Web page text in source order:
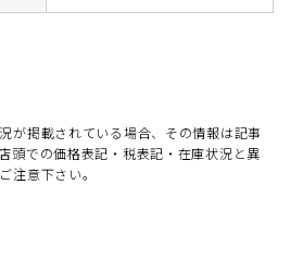
が掲載されている場合、その情報は記事
頭での価格表記・税表記・在庫状況と異
注意下さい。